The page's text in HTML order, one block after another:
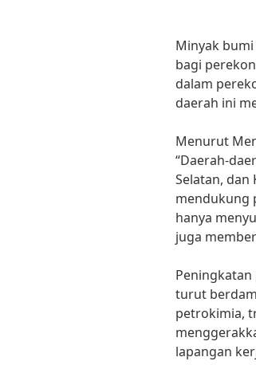
Minyak
bagi
dalam
daerah ini
Menurut
“Daerah-
Selatan,
mendukung
hanya
juga
turut
petrokimia,
lapangan